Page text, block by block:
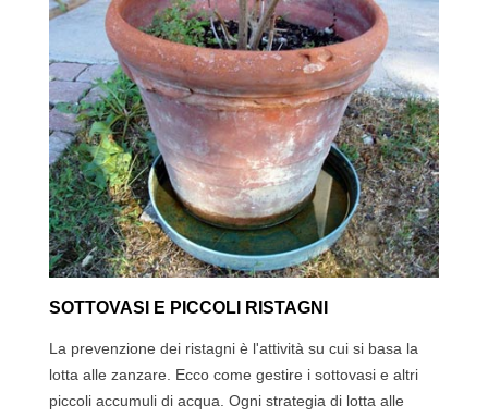
SOTTOVASI E PICCOLI RISTAGNI
La prevenzione dei ristagni è l'attività su cui si basa la
lotta alle zanzare. Ecco come gestire i sottovasi e altri
piccoli accumuli di acqua. Ogni strategia di lotta alle